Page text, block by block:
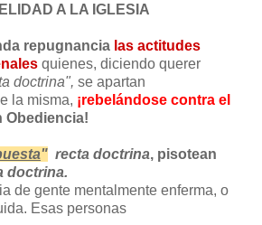
A LA IGLESIA
repugnancia las actitudes
quienes, diciendo querer
doctrina", se apartan
la misma, ¡rebelándose contra el
Obediencia!
" recta doctrina, pisotean
doctrina.
de gente mentalmente enferma, o
Esas personas